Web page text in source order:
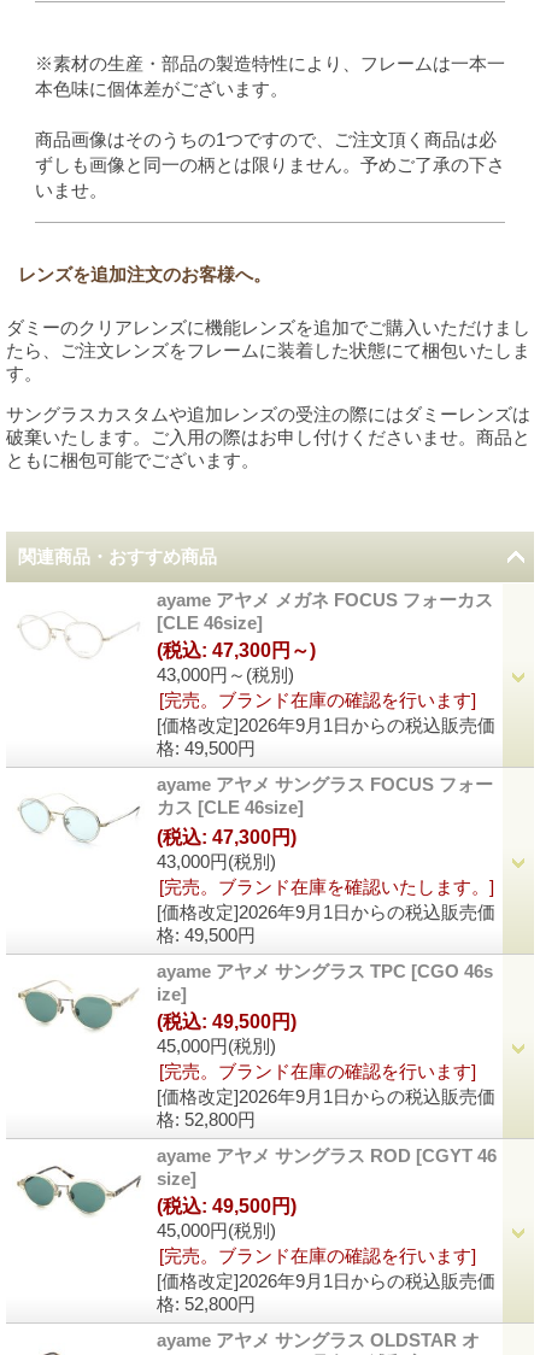
※素材の生産・部品の製造特性により、フレームは一本一
本色味に個体差がございます。
商品画像はそのうちの1つですので、ご注文頂く商品は必
ずしも画像と同一の柄とは限りません。予めご了承の下さ
いませ。
レンズを追加注文のお客様へ。
ダミーのクリアレンズに機能レンズを追加でご購入いただけまし
たら、ご注文レンズをフレームに装着した状態にて梱包いたしま
す。
サングラスカスタムや追加レンズの受注の際にはダミーレンズは
破棄いたします。ご入用の際はお申し付けくださいませ。商品と
ともに梱包可能でございます。
関連商品・おすすめ商品
ayame アヤメ メガネ FOCUS フォーカス
[CLE 46size]
43,000円～ (税別)
(税込: 47,300円～)
[完売。ブランド在庫の確認を行います]
[価格改定]2026年9月1日からの税込販売価
格: 49,500円
ayame アヤメ サングラス FOCUS フォー
カス [CLE 46size]
43,000円(税別)
(税込: 47,300円)
[完売。ブランド在庫を確認いたします。]
[価格改定]2026年9月1日からの税込販売価
格: 49,500円
ayame アヤメ サングラス TPC [CGO 46s
ize]
45,000円(税別)
(税込: 49,500円)
[完売。ブランド在庫の確認を行います]
[価格改定]2026年9月1日からの税込販売価
格: 52,800円
ayame アヤメ サングラス ROD [CGYT 46
size]
45,000円(税別)
(税込: 49,500円)
[完売。ブランド在庫の確認を行います]
[価格改定]2026年9月1日からの税込販売価
格: 52,800円
ayame アヤメ サングラス OLDSTAR オ